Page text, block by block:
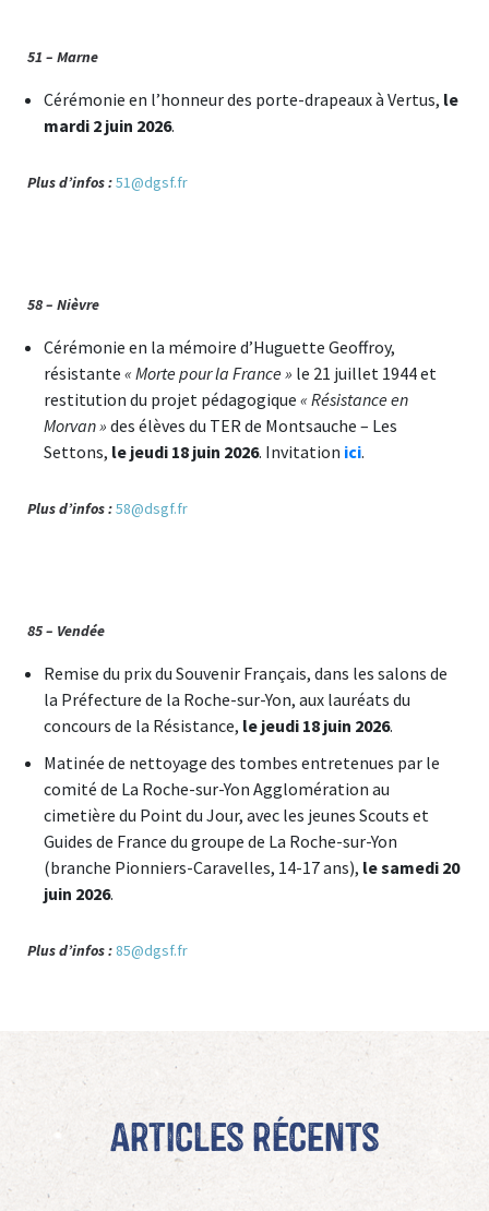
51 – Marne
Cérémonie en l’honneur des porte-drapeaux à Vertus, le
mardi 2 juin 2026.
Plus d’infos :51@dgsf.fr
58 – Nièvre
Cérémonie en la mémoire d’Huguette Geoffroy,
résistante « Morte pour la France » le 21 juillet 1944 et
restitution du projet pédagogique « Résistance en
Morvan » des élèves du TER de Montsauche – Les
Settons, le jeudi 18 juin 2026. Invitation ici.
Plus d’infos :58@dsgf.fr
85 – Vendée
Remise du prix du Souvenir Français, dans les salons de
la Préfecture de la Roche-sur-Yon, aux lauréats du
concours de la Résistance, le jeudi 18 juin 2026.
Matinée de nettoyage des tombes entretenues par le
comité de La Roche-sur-Yon Agglomération au
cimetière du Point du Jour, avec les jeunes Scouts et
Guides de France du groupe de La Roche-sur-Yon
(branche Pionniers-Caravelles, 14-17 ans), le samedi 20
juin 2026.
Plus d’infos :85@dgsf.fr
Articles récents